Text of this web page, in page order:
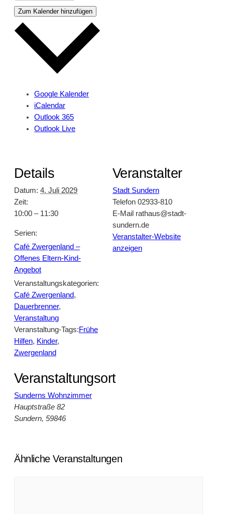
Zum Kalender hinzufügen
Google Kalender
iCalendar
Outlook 365
Outlook Live
Details
Datum: 4. Juli 2029
Zeit:
10:00 – 11:30
Serien:
Café Zwergenland –
Offenes Eltern-Kind-
Angebot
Veranstaltungskategorien:
Café Zwergenland,
Dauerbrenner,
Veranstaltung
Veranstaltung-Tags:Frühe
Hilfen, Kinder,
Zwergenland
Veranstaltungsort
Sunderns Wohnzimmer
Hauptstraße 82
Sundern, 59846
Veranstalter
Stadt Sundern
Telefon 02933-810
E-Mail rathaus@stadt-
sundern.de
Veranstalter-Website
anzeigen
Ähnliche Veranstaltungen